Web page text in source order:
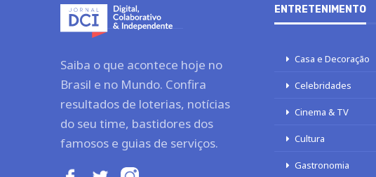
Saiba o que acontece hoje no
Brasil e no Mundo. Confira
resultados de loterias, notícias
do seu time, bastidores dos
famosos e guias de serviços.
ENTRETENIMENTO
Casa e Decoração
Celebridades
Cinema & TV
Cultura
Gastronomia